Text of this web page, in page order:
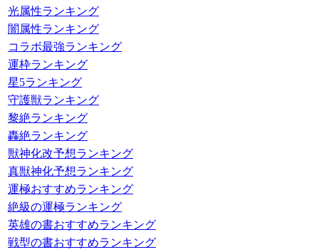
光属性ランキング
闇属性ランキング
コラボ最強ランキング
運枠ランキング
星5ランキング
守護獣ランキング
黎絶ランキング
轟絶ランキング
獣神化改予想ランキング
真獣神化予想ランキング
運極おすすめランキング
絶級の運極ランキング
英雄の書おすすめランキング
戦型の書おすすめランキング